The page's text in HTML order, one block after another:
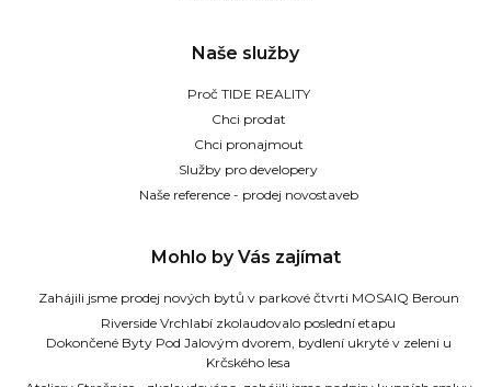
Naše služby
Proč TIDE REALITY
Chci prodat
Chci pronajmout
Služby pro developery
Naše reference - prodej novostaveb
Mohlo by Vás zajímat
Zahájili jsme prodej nových bytů v parkové čtvrti MOSAIQ Beroun
Riverside Vrchlabí zkolaudovalo poslední etapu
Dokončené Byty Pod Jalovým dvorem, bydlení ukryté v zeleni u
Krčského lesa